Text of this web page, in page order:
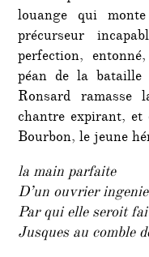
louange qui
précurseur
perfection,
péan de la
Ronsard
chantre expirant,
Bourbon, le jeune
la main parfaite
D’un ouvrier
Par qui elle seroit
Jusques au comble